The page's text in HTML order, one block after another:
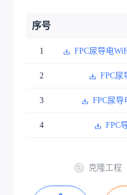
序号
1 FPC尿导电
2 FPC尿
3 FPC尿
4 FPC
克隆工程